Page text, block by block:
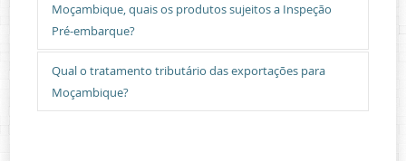
Moçambique, quais os produtos sujeitos a Inspeção
Pré-embarque?
Qual o tratamento tributário das exportações para
Moçambique?